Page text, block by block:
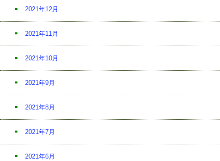
2021年12月
2021年11月
2021年10月
2021年9月
2021年8月
2021年7月
2021年6月